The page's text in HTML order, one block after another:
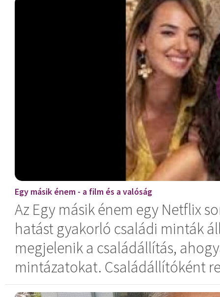
Egy másik énem - a film és a valóság
Az Egy másik énem egy Netflix
hatást gyakorló családi minták
megjelenik a családállítás,
mintázatokat. Családállítóként